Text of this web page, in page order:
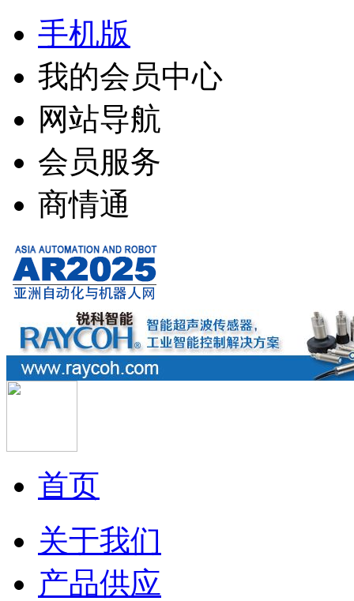
手机版
我的会员中心
网站导航
会员服务
商情通
首页
关于我们
产品供应